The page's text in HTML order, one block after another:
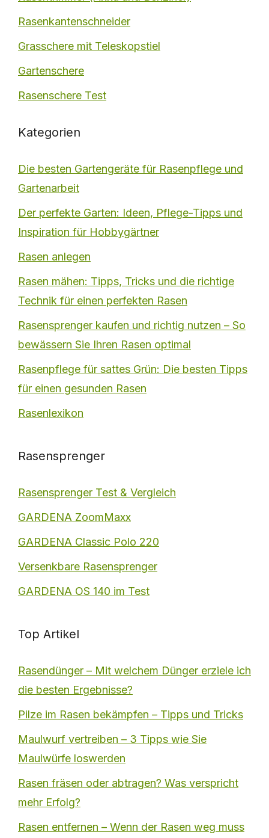
Rasenkantenschneider
Grasschere mit Teleskopstiel
Gartenschere
Rasenschere Test
Kategorien
Die besten Gartengeräte für Rasenpflege und
Gartenarbeit
Der perfekte Garten: Ideen, Pflege-Tipps und
Inspiration für Hobbygärtner
Rasen anlegen
Rasen mähen: Tipps, Tricks und die richtige
Technik für einen perfekten Rasen
Rasensprenger kaufen und richtig nutzen – So
bewässern Sie Ihren Rasen optimal
Rasenpflege für sattes Grün: Die besten Tipps
für einen gesunden Rasen
Rasenlexikon
Rasensprenger
Rasensprenger Test & Vergleich
GARDENA ZoomMaxx
GARDENA Classic Polo 220
Versenkbare Rasensprenger
GARDENA OS 140 im Test
Top Artikel
Rasendünger – Mit welchem Dünger erziele ich
die besten Ergebnisse?
Pilze im Rasen bekämpfen – Tipps und Tricks
Maulwurf vertreiben – 3 Tipps wie Sie
Maulwürfe loswerden
Rasen fräsen oder abtragen? Was verspricht
mehr Erfolg?
Rasen entfernen – Wenn der Rasen weg muss